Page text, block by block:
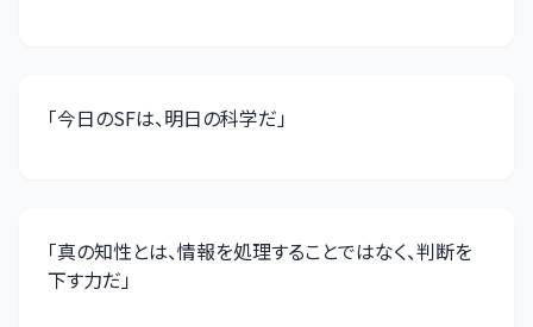
「今日のSFは、明日の科学だ」
「真の知性とは、情報を処理することではなく、判断を
下す力だ」